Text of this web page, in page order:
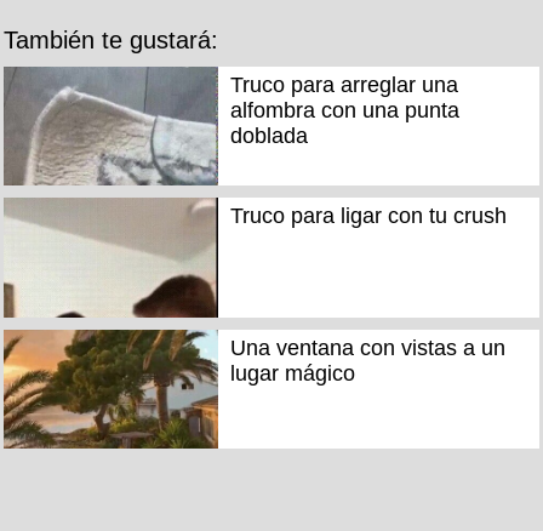
También te gustará:
Truco para arreglar una
alfombra con una punta
doblada
Truco para ligar con tu crush
Una ventana con vistas a un
lugar mágico